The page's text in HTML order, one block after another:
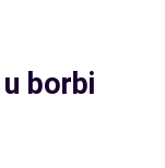
borbi